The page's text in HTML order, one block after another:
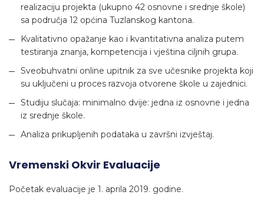
realizaciju projekta (ukupno 42 osnovne i srednje škole)
sa područja 12 općina Tuzlanskog kantona.
Kvalitativno opažanje kao i kvantitativna analiza putem
testiranja znanja, kompetencija i vještina ciljnih grupa.
Sveobuhvatni online upitnik za sve učesnike projekta koji
su uključeni u proces razvoja otvorene škole u zajednici.
Studiju slučaja: minimalno dvije: jedna iz osnovne i jedna
iz srednje škole.
Analiza prikupljenih podataka u završni izvještaj.
Vremenski Okvir Evaluacije
Početak evaluacije je 1. aprila 2019. godine.